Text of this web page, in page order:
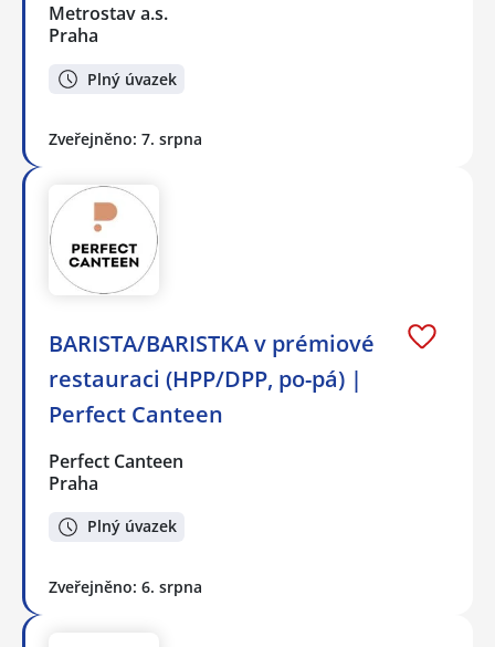
Metrostav a.s.
Praha
Plný úvazek
Zveřejněno: 7. srpna
BARISTA/BARISTKA v prémiové
restauraci (HPP/DPP, po-pá) |
Perfect Canteen
Perfect Canteen
Praha
Plný úvazek
Zveřejněno: 6. srpna